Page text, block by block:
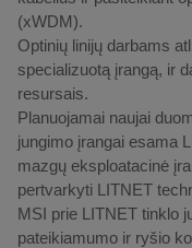
(xWDM).
Optinių linijų darbams
specializuotą įrangą, ir
resursais.
Planuojamai naujai
jungimo įrangai esama
mazgų eksploatacinė
pertvarkyti LITNET
MSI prie LITNET tinklo
pateikiamumo ir ryšio